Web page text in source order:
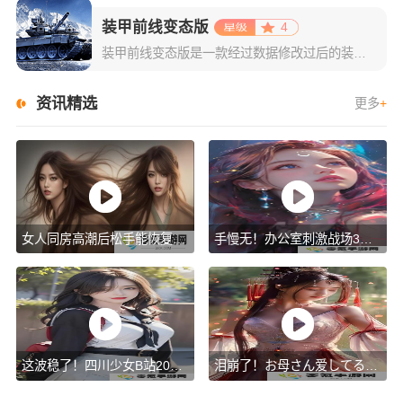
装甲前线变态版
4
资讯精选 更多+
女人同房高潮后松手能恢复吗？背后原因深度分析！ 手慢无！办公室刺激战场3竟然藏有这些隐藏技巧！谁懂啊
这波稳了！四川少女B站2023新晋爆红！为什么她的内容这么吸睛？